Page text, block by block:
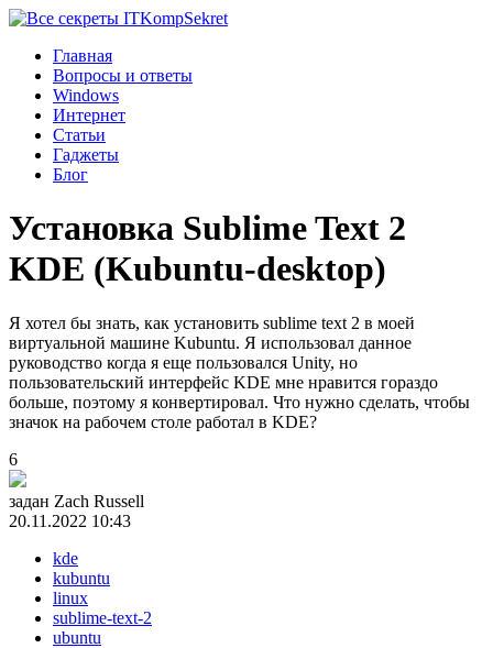
KompSekret
Главная
Вопросы и ответы
Windows
Интернет
Статьи
Гаджеты
Блог
Установка Sublime Text 2
KDE (Kubuntu-desktop)
Я хотел бы знать, как установить sublime text 2 в моей
виртуальной машине Kubuntu. Я использовал данное
руководство когда я еще пользовался Unity, но
пользовательский интерфейс KDE мне нравится гораздо
больше, поэтому я конвертировал. Что нужно сделать, чтобы
значок на рабочем столе работал в KDE?
6
задан Zach Russell
20.11.2022 10:43
kde
kubuntu
linux
sublime-text-2
ubuntu